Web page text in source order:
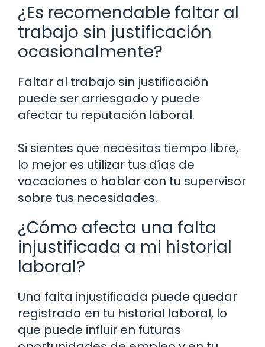
¿Es recomendable faltar al
trabajo sin justificación
ocasionalmente?
Faltar al trabajo sin justificación
puede ser arriesgado y puede
afectar tu reputación laboral.
Si sientes que necesitas tiempo libre,
lo mejor es utilizar tus días de
vacaciones o hablar con tu supervisor
sobre tus necesidades.
¿Cómo afecta una falta
injustificada a mi historial
laboral?
Una falta injustificada puede quedar
registrada en tu historial laboral, lo
que puede influir en futuras